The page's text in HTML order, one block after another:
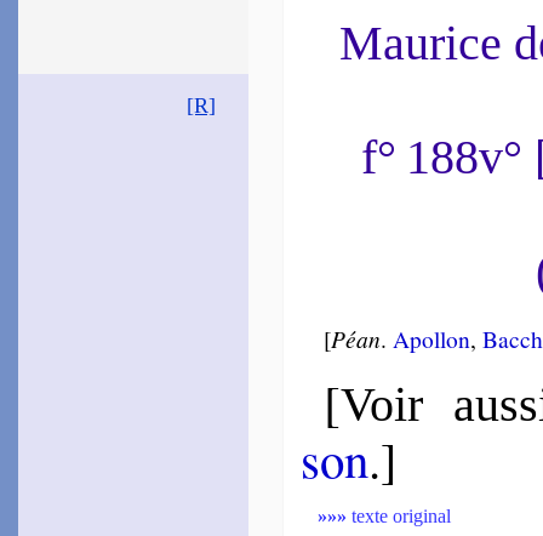
[R]
Maurice
f°
[Péan.Apol­lon,
[Voir
son.]
»»» texte original